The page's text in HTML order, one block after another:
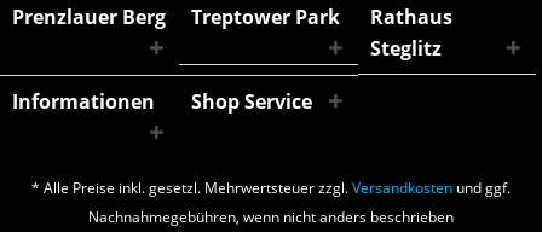
Prenzlauer Berg
Treptower Park
Rathaus
Steglitz
Informationen
Shop Service
* Alle Preise inkl. gesetzl. Mehrwertsteuer zzgl.Versandkosten und ggf.
Nachnahmegebühren, wenn nicht anders beschrieben